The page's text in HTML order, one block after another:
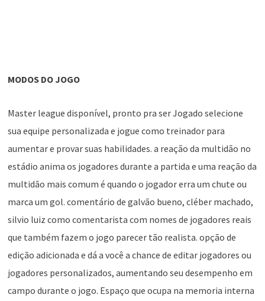
MODOS DO JOGO
Master league disponível, pronto pra ser Jogado selecione
sua equipe personalizada e jogue como treinador para
aumentar e provar suas habilidades. a reação da multidão no
estádio anima os jogadores durante a partida e uma reação da
multidão mais comum é quando o jogador erra um chute ou
marca um gol. comentário de galvão bueno, cléber machado,
silvio luiz como comentarista com nomes de jogadores reais
que também fazem o jogo parecer tão realista. opção de
edição adicionada e dá a você a chance de editar jogadores ou
jogadores personalizados, aumentando seu desempenho em
campo durante o jogo. Espaço que ocupa na memoria interna